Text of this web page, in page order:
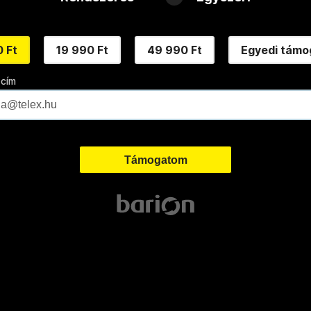
Ft 19 990 Ft 49 990 Ft Egyedi